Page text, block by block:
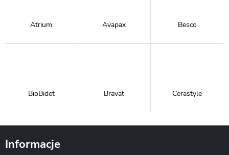
Atrium Avapax Besco
BioBidet Bravat Cerastyle
Informacje